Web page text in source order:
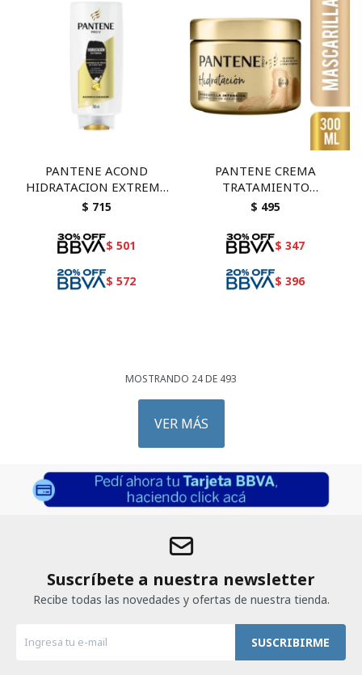
PANTENE ACOND
HIDRATACION EXTREMA
700 ML
$ 715
$ 501
$ 572
PANTENE CREMA
TRATAMIENTO
HIDRATACION 300 ML
$ 495
$ 347
$ 396
MOSTRANDO 24DE 493
VER MÁS
Suscríbete a nuestra newsletter
Recibe todas las novedades y ofertas de nuestra tienda.
SUSCRIBIRME